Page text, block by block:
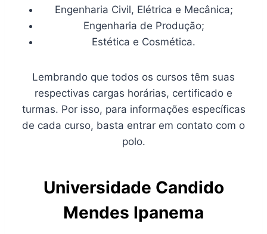
Engenharia Civil, Elétrica e Mecânica;
Engenharia de Produção;
Estética e Cosmética.
Lembrando que todos os cursos têm suas
respectivas cargas horárias, certificado e
turmas. Por isso, para informações específicas
de cada curso, basta entrar em contato com o
polo.
Universidade Candido
Mendes Ipanema